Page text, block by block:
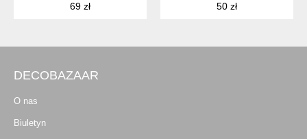
69 zł
50 zł
DECOBAZAAR
O nas
Biuletyn